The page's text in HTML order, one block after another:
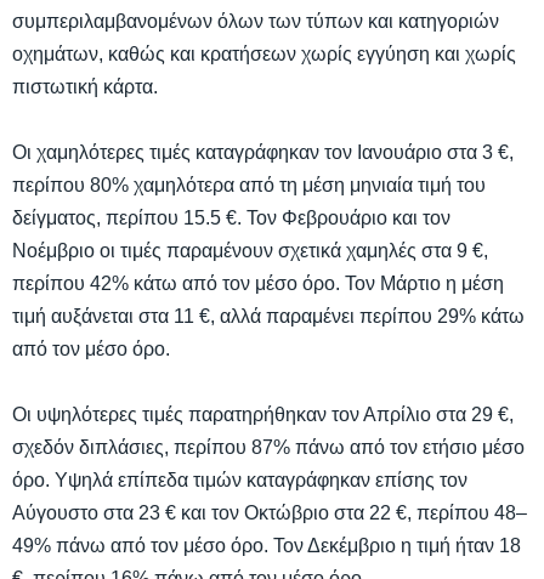
συμπεριλαμβανομένων όλων των τύπων και κατηγοριών
οχημάτων, καθώς και κρατήσεων χωρίς εγγύηση και χωρίς
πιστωτική κάρτα.
Οι χαμηλότερες τιμές καταγράφηκαν τον Ιανουάριο στα 3 €,
περίπου 80% χαμηλότερα από τη μέση μηνιαία τιμή του
δείγματος, περίπου 15.5 €. Τον Φεβρουάριο και τον
Νοέμβριο οι τιμές παραμένουν σχετικά χαμηλές στα 9 €,
περίπου 42% κάτω από τον μέσο όρο. Τον Μάρτιο η μέση
τιμή αυξάνεται στα 11 €, αλλά παραμένει περίπου 29% κάτω
από τον μέσο όρο.
Οι υψηλότερες τιμές παρατηρήθηκαν τον Απρίλιο στα 29 €,
σχεδόν διπλάσιες, περίπου 87% πάνω από τον ετήσιο μέσο
όρο. Υψηλά επίπεδα τιμών καταγράφηκαν επίσης τον
Αύγουστο στα 23 € και τον Οκτώβριο στα 22 €, περίπου 48–
49% πάνω από τον μέσο όρο. Τον Δεκέμβριο η τιμή ήταν 18